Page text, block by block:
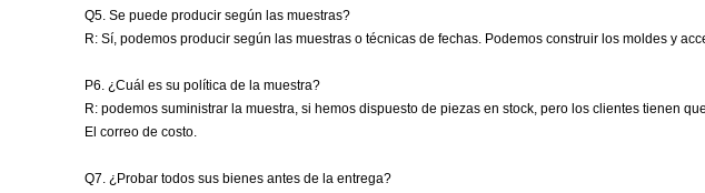
Q5. Se puede producir según las muestras?
R: Sí, podemos producir según las muestras o técnicas de fechas. Podemos construir los moldes y
P6. ¿Cuál es su política de la muestra?
R: podemos suministrar la muestra, si hemos dispuesto de piezas en stock, pero los clientes tienen
El correo de costo.
Q7. ¿Probar todos sus bienes antes de la entrega?